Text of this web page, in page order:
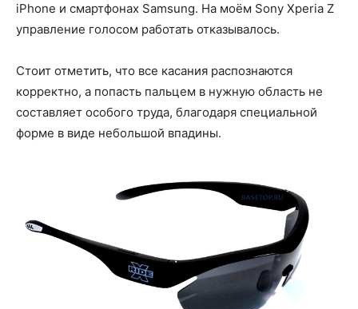
iPhone и смартфонах Samsung. На моём Sony Xperia Z
управление голосом работать отказывалось.
Стоит отметить, что все касания распознаются
корректно, а попасть пальцем в нужную область не
составляет особого труда, благодаря специальной
форме в виде небольшой впадины.